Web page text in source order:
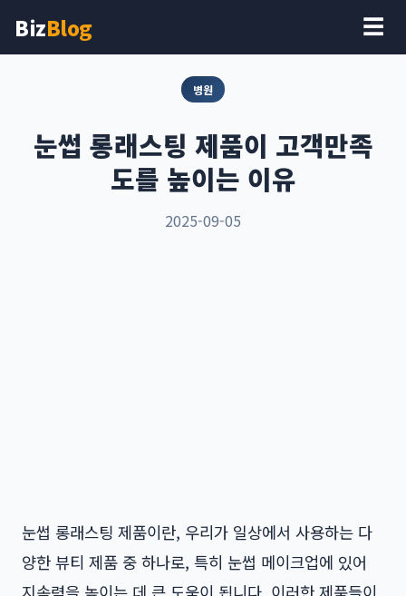
BizBlog ☰
병원
눈썹 롱래스팅 제품이 고객만족
도를 높이는 이유
2025-09-05
눈썹 롱래스팅 제품이란, 우리가 일상에서 사용하는 다
양한 뷰티 제품 중 하나로, 특히 눈썹 메이크업에 있어